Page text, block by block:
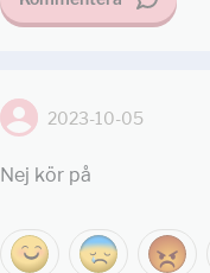
2023-10-05
Nej kör på